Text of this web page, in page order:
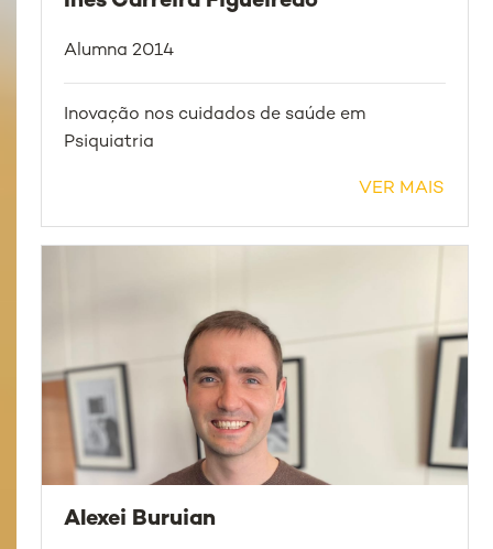
Alumna 2014
Inovação nos cuidados de saúde em
Psiquiatria
VER MAIS
Alexei Buruian